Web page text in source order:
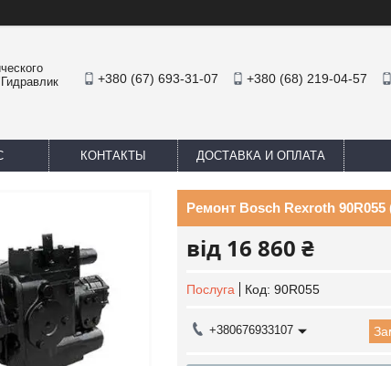
+380 (67) 693-31-07 +380 (68) 219-04-57
КОНТАКТЫ ДОСТАВКА И ОПЛАТА
Ремонт Bosch Rexroth 90R055
від 16 860 ₴
Послуга Код: 90R055
+380676933107